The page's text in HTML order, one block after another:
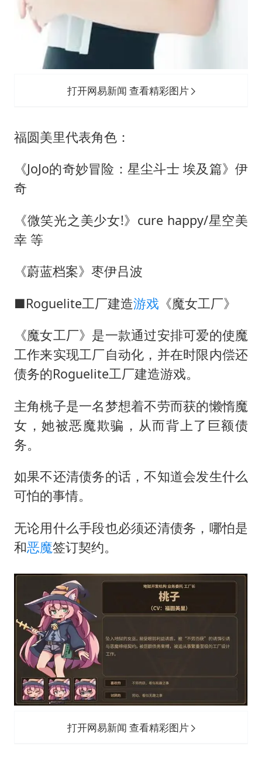
打开网易新闻 查看精彩图片
福圆美里代表角色：
《JoJo的奇妙冒险：星尘斗士 埃及篇》伊
奇
《微笑光之美少女!》cure happy/星空美
幸 等
《蔚蓝档案》枣伊吕波
■Roguelite工厂建造游戏 《魔女工厂》
《魔女工厂》是一款通过安排可爱的使魔
工作来实现工厂自动化，并在时限内偿还
债务的Roguelite工厂建造游戏。
主角桃子是一名梦想着不劳而获的懒惰魔
女，她被恶魔欺骗，从而背上了巨额债
务。
如果不还清债务的话，不知道会发生什么
可怕的事情。
无论用什么手段也必须还清债务，哪怕是
和恶魔签订契约。
打开网易新闻 查看精彩图片